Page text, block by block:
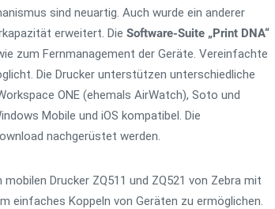
sind neuartig. Auch wurde ein anderer
erweitert. Die Software-Suite „Print DNA“
zum Fernmanagement der Geräte. Vereinfachte
Die Drucker unterstützen unterschiedliche
ONE (ehemals AirWatch), Soto und
Mobile und iOS kompatibel. Die
nachgerüstet werden.
Drucker ZQ511 und ZQ521 von Zebra mit
einfaches Koppeln von Geräten zu ermöglichen.